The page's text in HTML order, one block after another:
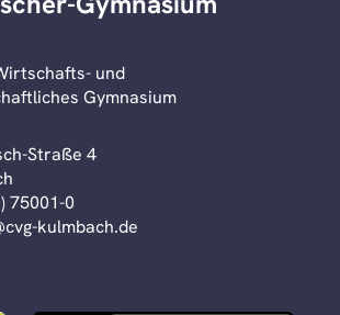
und
Gymnasium
Straße 4
75001-0
kulmbach.de